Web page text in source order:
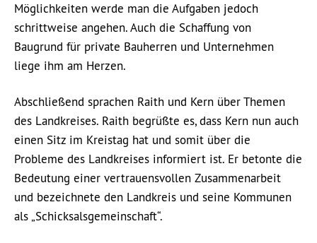
Möglichkeiten werde man die Aufgaben jedoch
schrittweise angehen. Auch die Schaffung von
Baugrund für private Bauherren und Unternehmen
liege ihm am Herzen.
Abschließend sprachen Raith und Kern über Themen
des Landkreises. Raith begrüßte es, dass Kern nun auch
einen Sitz im Kreistag hat und somit über die
Probleme des Landkreises informiert ist. Er betonte die
Bedeutung einer vertrauensvollen Zusammenarbeit
und bezeichnete den Landkreis und seine Kommunen
als „Schicksalsgemeinschaft“.